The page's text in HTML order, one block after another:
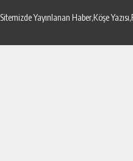
Sitemizde Yayınlanan Haber,Köşe